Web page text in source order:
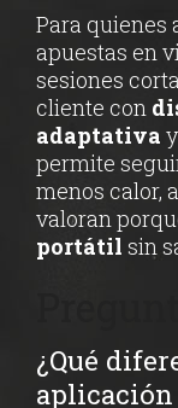
Para quienes
apuestas en
sesiones
cliente con
adaptativa
permite
menos calor,
valoran
portátil sin
¿Qué